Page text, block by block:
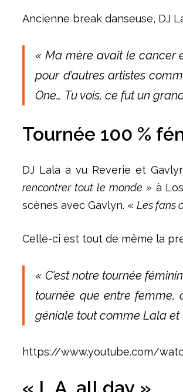
Ancienne break danseuse, DJ
« Ma mère avait le cancer
pour d’autres artistes
One… Tu vois,ce fut un
Tournée 100 %
DJ Lala a vu Reverie et
rencontrertout le monde » à
scènes avec Gavlyn. «Lesfans
Celle-ci est tout de même la
« C’est notre tournée
tournée queentre femme,
géniale tout comme Lala et
https://www.youtube.com/
« L.A. all day »